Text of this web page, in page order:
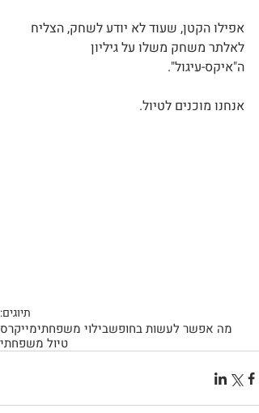
אפילו הקטן, שעוד לא יודע לשחק, הצליח
לאלתר משחק משלו על גיליון
ה"איקס-עיגול".
אנחנו מוכנים לטיול.
תיוגים:
מה אפשר לעשות בחופשבילוי משפחתימייקרס
טיול משפחתי